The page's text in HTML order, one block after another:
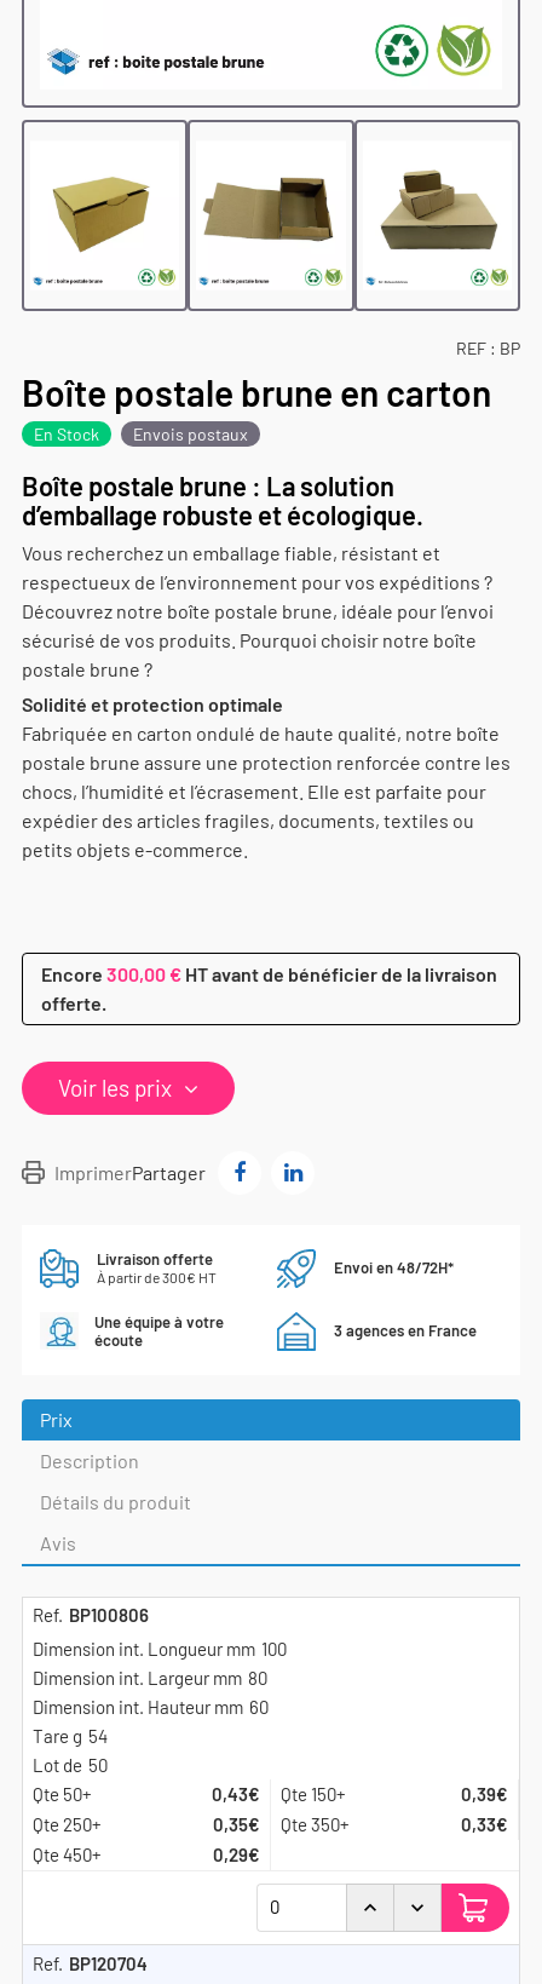
REF : BP
Boîte postale brune en carton
En Stock Envois postaux
Boîte postale brune : La solution
d’emballage robuste et écologique.
Vous recherchez un emballage fiable, résistant et
respectueux de l’environnement pour vos expéditions ?
Découvrez notre boîte postale brune, idéale pour l’envoi
sécurisé de vos produits. Pourquoi choisir notre boîte
postale brune ?
Solidité et protection optimale
Fabriquée en carton ondulé de haute qualité, notre boîte
postale brune assure une protection renforcée contre les
chocs, l’humidité et l’écrasement. Elle est parfaite pour
expédier des articles fragiles, documents, textiles ou
petits objets e-commerce.
Encore 300,00 € HT avant de bénéficier de la livraison
offerte.
Voir les prix
ImprimerPartager
Livraison offerte
À partir de 300€ HT Envoi en 48/72H*
Une équipe à votre
écoute
3 agences en France
Prix
Description
Détails du produit
Avis
BP100806
100
80
60
54
50
0,43€
0,39€
0,35€
0,33€
0,29€
BP120704